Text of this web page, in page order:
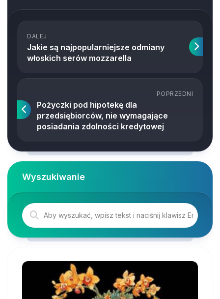
DALEJ
Jakie są najpopularniejsze odmiany
włoskich serów mozzarella
POPRZEDNI
Pożyczki pod hipotekę dla
przedsiębiorców, nie wymagające
posiadania zdolności kredytowej
Wyszukiwanie